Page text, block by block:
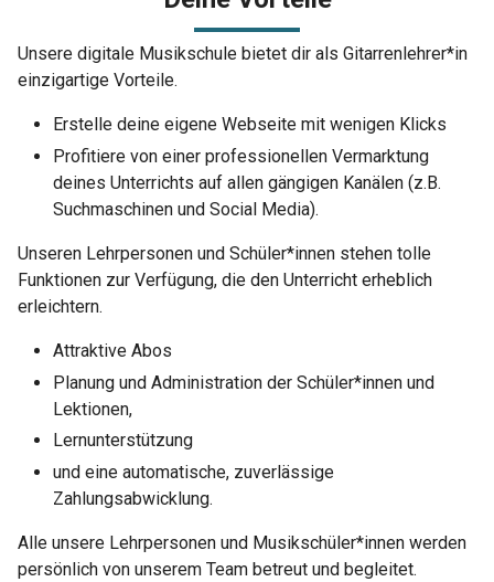
Unsere digitale Musikschule bietet dir als Gitarrenlehrer*in
einzigartige Vorteile.
Erstelle deine eigene Webseite mit wenigen Klicks
Profitiere von einer professionellen Vermarktung
deines Unterrichts auf allen gängigen Kanälen (z.B.
Suchmaschinen und Social Media).
Unseren Lehrpersonen und Schüler*innen stehen tolle
Funktionen zur Verfügung, die den Unterricht erheblich
erleichtern.
Attraktive Abos
Planung und Administration der Schüler*innen und
Lektionen,
Lernunterstützung
und eine automatische, zuverlässige
Zahlungsabwicklung.
Alle unsere Lehrpersonen und Musikschüler*innen werden
persönlich von unserem Team betreut und begleitet.